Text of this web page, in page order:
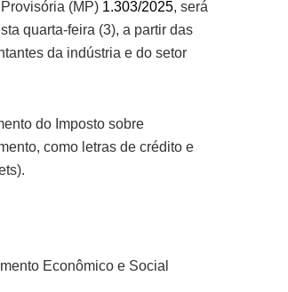
(MP) 1.303/2025, será
quarta-feira (3), a partir das
da indústria e do setor
do Imposto sobre
como letras de crédito e
Econômico e Social